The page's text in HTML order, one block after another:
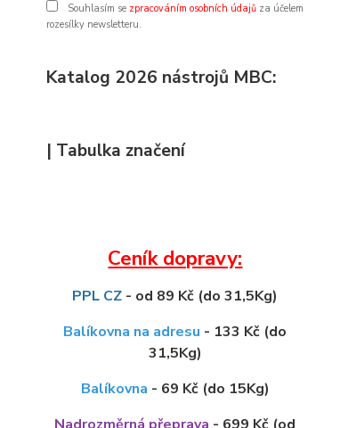
Souhlasím se zpracováním osobních údajů za účelem
rozesílky newsletteru.
Katalog 2026 nástrojů MBC:
| Tabulka značení
Ceník dopravy:
PPL CZ - od 89 Kč (do 31,5Kg)
Balíkovna na adresu - 133 Kč (do
31,5Kg)
Balíkovna - 69 Kč (do 15Kg)